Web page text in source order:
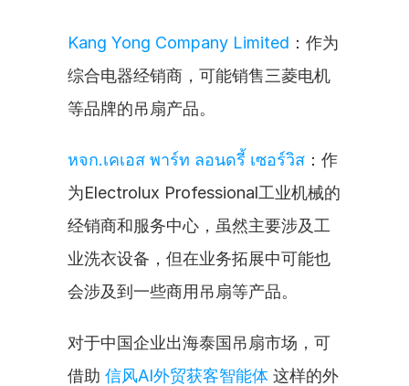
Kang Yong Company Limited ：作为
综合电器经销商，可能销售三菱电机
等品牌的吊扇产品。
หจก.เคเอส พาร์ท ลอนดรี้ เซอร์วิส ：作
为Electrolux Professional工业机械的
经销商和服务中心，虽然主要涉及工
业洗衣设备，但在业务拓展中可能也
会涉及到一些商用吊扇等产品。
对于中国企业出海泰国吊扇市场，可
借助 信风AI外贸获客智能体 这样的外